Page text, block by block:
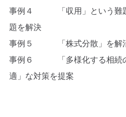
事例４ 「収用」という難題
題を解決
事例５ 「株式分散」を解消
事例６ 「多様化する相続の
適」な対策を提案